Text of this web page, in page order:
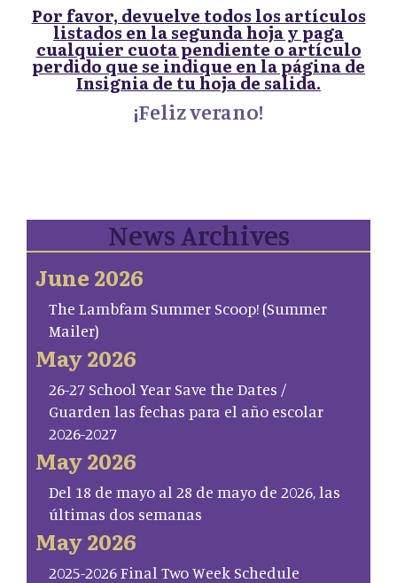
Por favor, devuelve todos los artículos
listados en la segunda hoja y paga
cualquier cuota pendiente o artículo
perdido que se indique en la página de
Insignia de tu hoja de salida.
¡Feliz verano!
News Archives
June 2026
The Lambfam Summer Scoop! (Summer
Mailer)
May 2026
26-27 School Year Save the Dates /
Guarden las fechas para el año escolar
2026-2027
May 2026
Del 18 de mayo al 28 de mayo de 2026, las
últimas dos semanas
May 2026
2025-2026 Final Two Week Schedule